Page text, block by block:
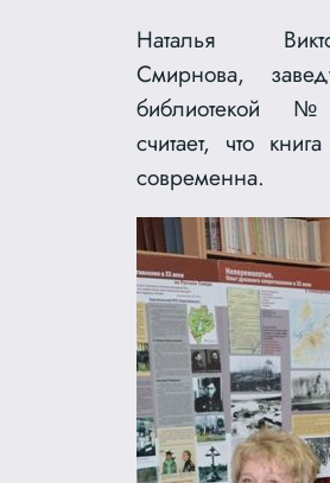
Наталья
Смирнова,
считает, что
современна.